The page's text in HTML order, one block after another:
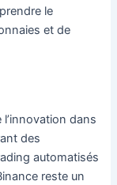
le
et de
l’innovation dans
des
automatisés
reste un